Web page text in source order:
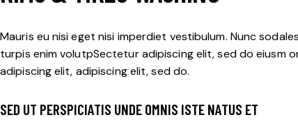
Mauris eu nisi eget nisi imperdiet vestibulum. Nunc
turpis enim volutpSectetur adipiscing elit, sed do eiusm
adipiscing elit, adipiscing elit, sed do.
SED UT PERSPICIATIS UNDE OMNIS ISTE NATUS ET